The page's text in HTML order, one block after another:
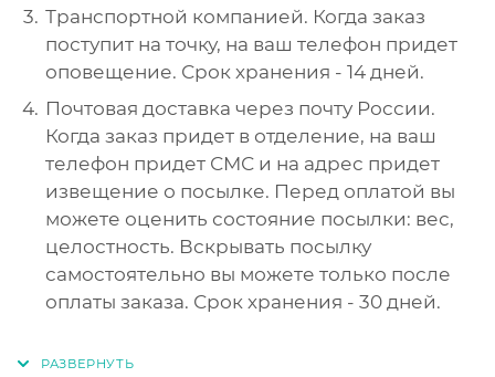
Транспортной компанией. Когда заказ
поступит на точку, на ваш телефон придет
оповещение. Срок хранения - 14 дней.
Почтовая доставка через почту России.
Когда заказ придет в отделение, на ваш
телефон придет СМС и на адрес придет
извещение о посылке. Перед оплатой вы
можете оценить состояние посылки: вес,
целостность. Вскрывать посылку
самостоятельно вы можете только после
оплаты заказа. Срок хранения - 30 дней.